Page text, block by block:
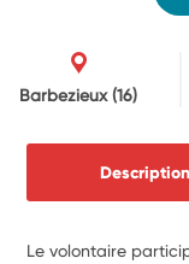
Barbezieux(16)
Description
Le volontaire